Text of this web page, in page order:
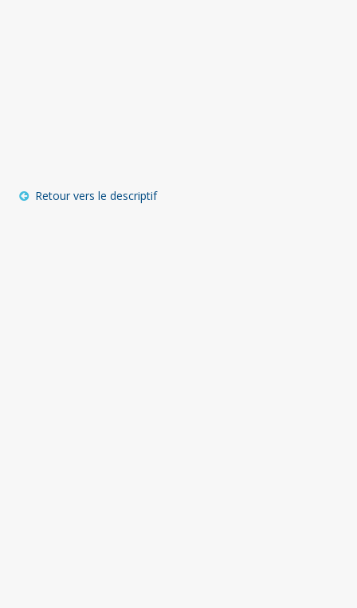
Retour vers le descriptif